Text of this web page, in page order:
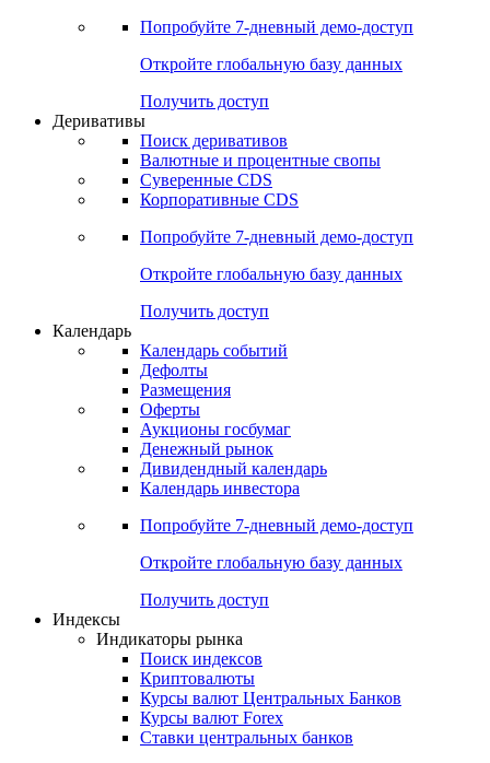
Попробуйте 7-дневный демо-доступ
Откройте глобальную базу данных
Получить доступ
Деривативы
Поиск деривативов
Валютные и процентные свопы
Суверенные CDS
Корпоративные CDS
Попробуйте 7-дневный демо-доступ
Откройте глобальную базу данных
Получить доступ
Календарь
Календарь событий
Дефолты
Размещения
Оферты
Аукционы госбумаг
Денежный рынок
Дивидендный календарь
Календарь инвестора
Попробуйте 7-дневный демо-доступ
Откройте глобальную базу данных
Получить доступ
Индексы
Индикаторы рынка
Поиск индексов
Криптовалюты
Курсы валют Центральных Банков
Курсы валют Forex
Ставки центральных банков